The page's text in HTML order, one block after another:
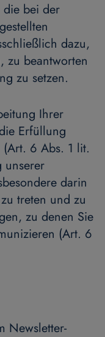
bei der
dazu,
zu beantworten
zu setzen.
Ihrer
Erfüllung
6 Abs. 1 lit.
unserer
darin
treten und zu
zu denen Sie
(Art. 6
Newsletter-